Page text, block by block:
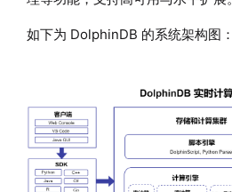
如下为 DolphinDB 的系统架构图：